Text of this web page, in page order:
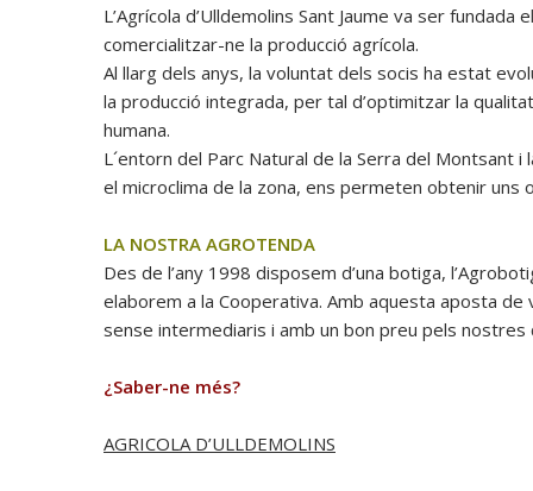
L’Agrícola d’Ulldemolins Sant Jaume va ser
comercialitzar-ne la producció agrícola.
Al llarg dels anys, la voluntat dels socis ha estat
la producció integrada, per tal d’optimitzar la
humana.
L´entorn del Parc Natural de la Serra del Montsant
el microclima de la zona, ens permeten obtenir uns
LA NOSTRA AGROTENDA
Des de l’any 1998 disposem d’una botiga,
elaborem a la Cooperativa. Amb aquesta aposta
sense intermediaris i amb un bon preu pels nostres
¿Saber-ne més?
AGRICOLA D’ULLDEMOLINS